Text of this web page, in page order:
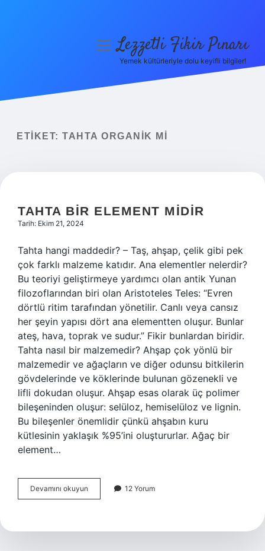
Yasal Uyarı
menüyüLezzetli Fikir Pınarı
Yemek kültürleriyle dolu keyifli bilgiler!
ETIKET: TAHTA ORGANIK MI
TAHTA BIR ELEMENT MIDIR
Tarih: Ekim 21, 2024
Tahta hangi maddedir? – Taş, ahşap, çelik gibi pek
çok farklı malzeme katıdır. Ana elementler nelerdir?
Bu teoriyi geliştirmeye yardımcı olan antik Yunan
filozoflarından biri olan Aristoteles Teles: “Evren
dörtlü ritim tarafından yönetilir. Canlı veya cansız
her şeyin yapısı dört ana elementten oluşur. Bunlar
ateş, hava, toprak ve sudur.” Fikir bunlardan biridir.
Tahta nasıl bir malzemedir? Ahşap çok yönlü bir
malzemedir ve ağaçların ve diğer odunsu bitkilerin
gövdelerinde ve köklerinde bulunan gözenekli ve
lifli dokudan oluşur. Ahşap esas olarak üç polimer
bileşeninden oluşur: selüloz, hemiselüloz ve lignin.
Bu bileşenler önemlidir çünkü ahşabın kuru
kütlesinin yaklaşık %95’ini oluştururlar. Ağaç bir
element…
Devamını okuyun
Bir
12 Yorum